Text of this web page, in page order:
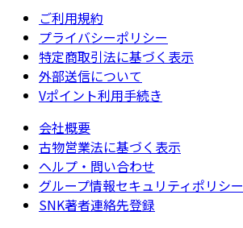
ご利用規約
プライバシーポリシー
特定商取引法に基づく表示
外部送信について
Vポイント利用手続き
会社概要
古物営業法に基づく表示
ヘルプ・問い合わせ
グループ情報セキュリティポリシー
SNK著者連絡先登録